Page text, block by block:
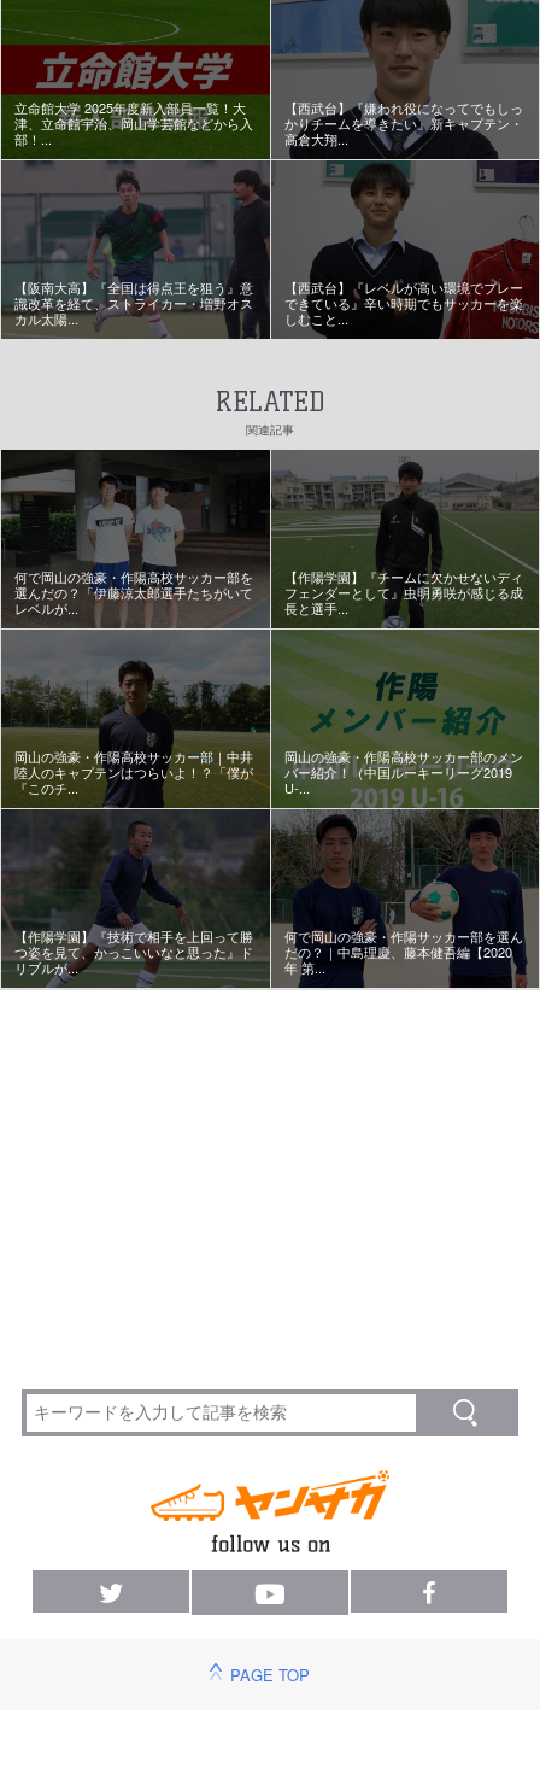
立命館大学 2025年度新入部員一覧！大
津、立命館宇治、岡山学芸館などから入
部！...
【西武台】『嫌われ役になってでもしっ
かりチームを導きたい』新キャプテン・
高倉大翔...
【阪南大高】『全国は得点王を狙う』意
識改革を経て、ストライカー・増野オス
カル太陽...
【西武台】『レベルが高い環境でプレー
できている』辛い時期でもサッカーを楽
しむこと...
RELATED
関連記事
何で岡山の強豪・作陽高校サッカー部を
選んだの？「伊藤涼太郎選手たちがいて
レベルが...
【作陽学園】『チームに欠かせないディ
フェンダーとして』虫明勇咲が感じる成
長と選手...
岡山の強豪・作陽高校サッカー部｜中井
陸人のキャプテンはつらいよ！？「僕が
『このチ...
岡山の強豪・作陽高校サッカー部のメン
バー紹介！（中国ルーキーリーグ2019
U-...
【作陽学園】『技術で相手を上回って勝
つ姿を見て、かっこいいなと思った』ド
リブルが...
何で岡山の強豪・作陽サッカー部を選ん
だの？｜中島理慶、藤本健吾編【2020
年 第...
PAGE TOP